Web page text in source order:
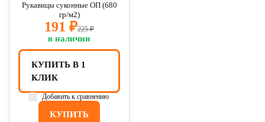
Рукавицы суконные ОП (680
гр/м2)
191 ₽225 ₽
в наличии
КУПИТЬ
КУПИТЬ В 1
КЛИК
Добавить к сравнению